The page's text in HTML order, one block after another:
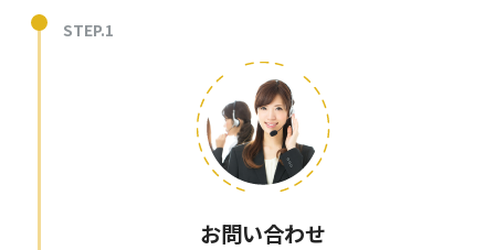
STEP.1
お問い合わせ